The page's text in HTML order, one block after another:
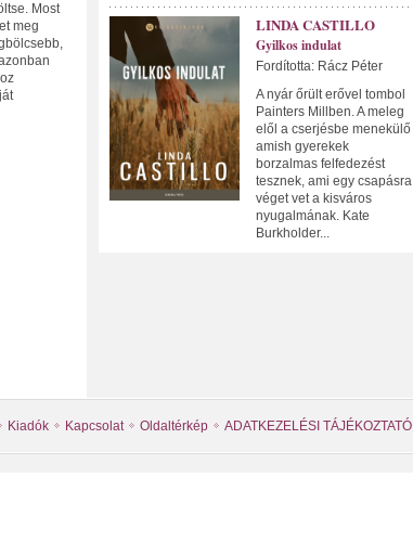
Most
meg
LINDA CASTILLO
Gyilkos indulat
Fordította: Rácz Péter
A nyár őrült erővel tombol
Painters Millben. A meleg
elől a cserjésbe menekülő
amish gyerekek
borzalmas felfedezést
tesznek, ami egy csapásra
véget vet a kisváros
nyugalmának. Kate
Burkholder...
Kiadók Kapcsolat Oldaltérkép ADATKEZELÉSI TÁJÉKOZTATÓ